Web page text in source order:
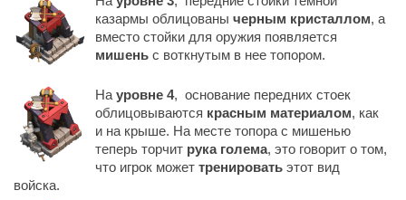
казармы облицованы черным кристаллом, а
вместо стойки для оружия появляется
мишень с воткнутым в нее топором.
На уровне 4, основание передних стоек
облицовываются красным материалом, как
и на крыше. На месте топора с мишенью
теперь торчит рука голема, это говорит о том,
что игрок может тренировать этот вид
войска.